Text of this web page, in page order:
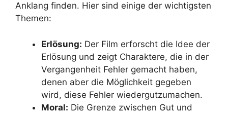
Anklang finden. Hier sind einige der wichtigsten
Themen:
Erlösung: Der Film erforscht die Idee der
Erlösung und zeigt Charaktere, die in der
Vergangenheit Fehler gemacht haben,
denen aber die Möglichkeit gegeben
wird, diese Fehler wiedergutzumachen.
Moral: Die Grenze zwischen Gut und